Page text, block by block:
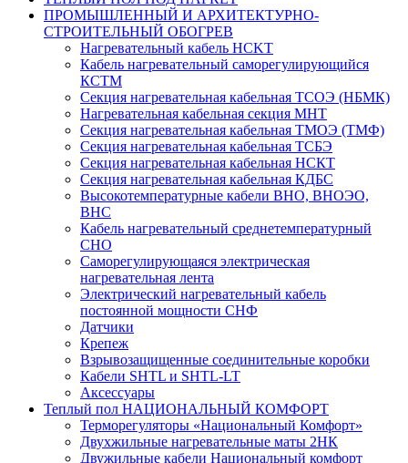
ПРОМЫШЛЕННЫЙ И АРХИТЕКТУРНО-
СТРОИТЕЛЬНЫЙ ОБОГРЕВ
Нагревательный кабель НCKТ
Кабель нагревательный саморегулирующийся
КСТМ
Секция нагревательная кабельная ТСОЭ (НБМК)
Нагревательная кабельная секция МНТ
Секция нагревательная кабельная ТМОЭ (ТМФ)
Секция нагревательная кабельная ТСБЭ
Секция нагревательная кабельная НСКТ
Секция нагревательная кабельная КДБС
Высокотемпературные кабели ВНО, ВНОЭО,
ВНС
Кабель нагревательный среднетемпературный
СНО
Саморегулирующаяся электрическая
нагревательная лента
Электрический нагревательный кабель
постоянной мощности СНФ
Датчики
Крепеж
Взрывозащищенные соединительные коробки
Кабели SHTL и SHTL-LT
Аксессуары
Теплый пол НАЦИОНАЛЬНЫЙ КОМФОРТ
Терморегуляторы «Национальный Комфорт»
Двухжильные нагревательные маты 2НК
Двужильные кабели Национальный комфорт